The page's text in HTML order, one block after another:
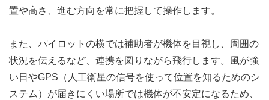
置や高さ、進む方向を常に把握して操作します。
また、パイロットの横では補助者が機体を目視し、周囲の
状況を伝えるなど、連携を図りながら飛行します。風が強
い日やGPS（人工衛星の信号を使って位置を知るためのシ
ステム）が届きにくい場所では機体が不安定になるため、